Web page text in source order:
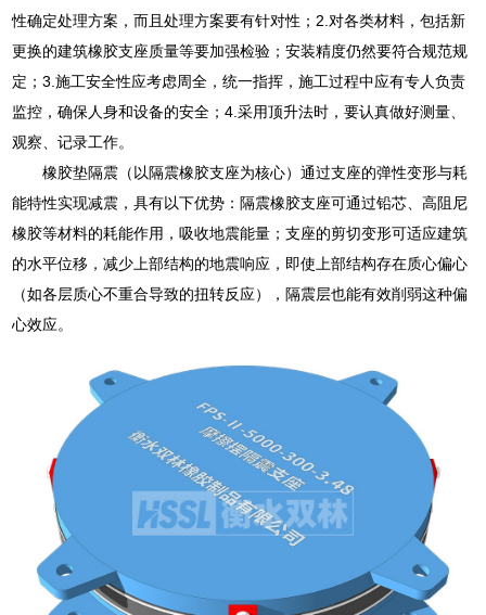
性确定处理方案，而且处理方案要有针对性；2.对各类材料，包括新
更换的建筑橡胶支座质量等要加强检验；安装精度仍然要符合规范规
定；3.施工安全性应考虑周全，统一指挥，施工过程中应有专人负责
监控，确保人身和设备的安全；4.采用顶升法时，要认真做好测量、
观察、记录工作。
橡胶垫隔震（以隔震橡胶支座为核心）通过支座的弹性变形与耗
能特性实现减震，具有以下优势：隔震橡胶支座可通过铅芯、高阻尼
橡胶等材料的耗能作用，吸收地震能量；支座的剪切变形可适应建筑
的水平位移，减少上部结构的地震响应，即使上部结构存在质心偏心
（如各层质心不重合导致的扭转反应），隔震层也能有效削弱这种偏
心效应。